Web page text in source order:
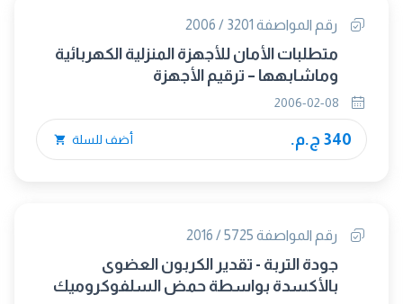
رقم المواصفة 3201 / 2006
متطلبات الأمان للأجهزة المنزلية الكهربائية
وماشابهها – ترقيم الأجهزة
340 ج.م. أضف للسلة
رقم المواصفة 5725 / 2016
جودة التربة - تقدير الكربون العضوى
بالأكسدة بواسطة حمض السلفوكروميك